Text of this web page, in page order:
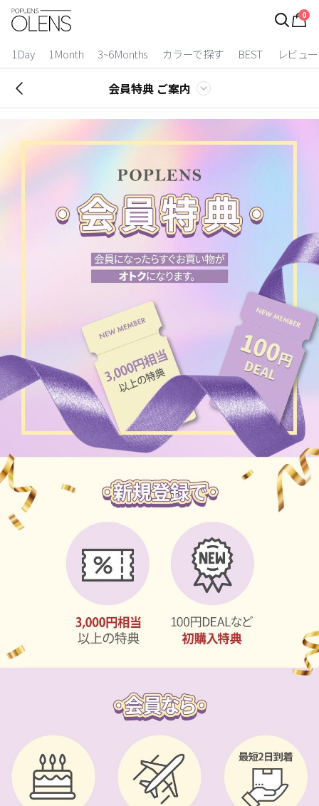
0
1Day 1Month 3~6Months カラーで探す BEST レビュー
ログイン
カラコン比較
今月限定特典
ベスト
装着期間
2 Weeks
3~6 Months
よりどりキット
チョコ
グレー
ブラック
ヘーゼル
グリーン
ピンク
乱視用
ケア用品
EYEしてる
カスタマーサービス
ショッピングガイド
アプリダウンロード
INSTAGRAM LINE
会員特典 ご案内